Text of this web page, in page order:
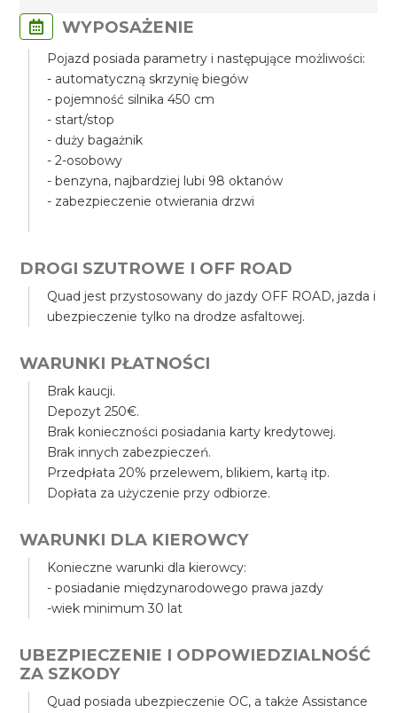
WYPOSAŻENIE
Pojazd posiada parametry i następujące możliwości:
- automatyczną skrzynię biegów
- pojemność silnika 450 cm
- start/stop
- duży bagażnik
- 2-osobowy
- benzyna, najbardziej lubi 98 oktanów
- zabezpieczenie otwierania drzwi
DROGI SZUTROWE I OFF ROAD
Quad jest przystosowany do jazdy OFF ROAD, jazda i
ubezpieczenie tylko na drodze asfaltowej.
WARUNKI PŁATNOŚCI
Brak kaucji.
Depozyt 250€.
Brak konieczności posiadania karty kredytowej.
Brak innych zabezpieczeń.
Przedpłata 20% przelewem, blikiem, kartą itp.
Dopłata za użyczenie przy odbiorze.
WARUNKI DLA KIEROWCY
Konieczne warunki dla kierowcy:
- posiadanie międzynarodowego prawa jazdy
-wiek minimum 30 lat
UBEZPIECZENIE I ODPOWIEDZIALNOŚĆ
ZA SZKODY
Quad posiada ubezpieczenie OC, a także Assistance